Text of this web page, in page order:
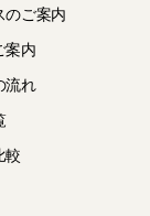
、お
取得
に予
す。
のご案内
案内
流れ
較